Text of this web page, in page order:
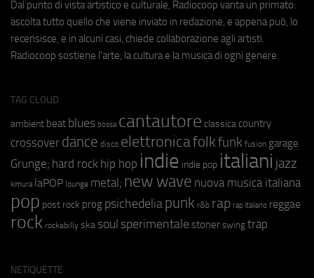
Dal punto di vista artistico e culturale, Radiocoop vanta un primato:
ascolta tutto quello che viene inviato in redazione, e appena può, lo
recensisce, e in alcuni casi, chiede collaborazione agli artisti.
Radiocoop sostiene l'arte, la cultura e la musica di ogni genere.
TAG CLOUD
ambient beat blues bossa cantautore classica country
crossover dance disco elettronicafolkfunk fusion garage
Grunge; hard rock hip hop indie indie pop italiani jazz
kimura laPOP lounge metal; new wave nuova musica italiana
pop post rock prog psichedeliapunk r&b rap rap italiano reggae
rock rockabilly ska soul sperimentale stoner swing trap
NETIQUETTE